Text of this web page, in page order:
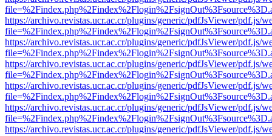
https://archivo.revistas.ucr.ac.cr/plugins/generic/pdfJsViewer/pdf.js/
https://archivo.revistas.ucr.ac.cr/plugins/generic/pdfJsViewer/pdf.js/
https://archivo.revistas.ucr.ac.cr/plugins/generic/pdfJsViewer/pdf.js/
https://archivo.revistas.ucr.ac.cr/plugins/generic/pdfJsViewer/pdf.js/
https://archivo.revistas.ucr.ac.cr/plugins/generic/pdfJsViewer/pdf.js/
https://archivo.revistas.ucr.ac.cr/plugins/generic/pdfJsViewer/pdf.js/